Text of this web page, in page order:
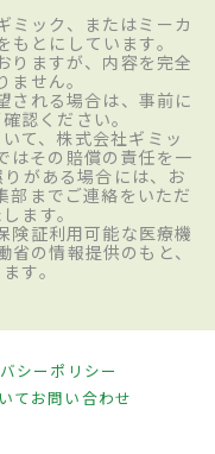
ミック、またはミーカ
とにしています。
りますが、内容を完全
せん。
される場合は、事前に
認ください。
て、株式会社ギミッ
はその賠償の責任を一
がある場合には、お
部までご連絡をいただ
ます。
険証利用可能な医療機
の情報提供のもと、
す。
シーポリシー
てお問い合わせ